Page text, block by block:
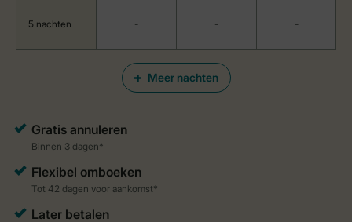
Meer nachten
5 nachten - - -